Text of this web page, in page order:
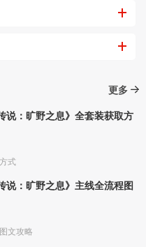
更多
说：旷野之息》全套装获取方
式
说：旷野之息》主线全流程图
文攻略